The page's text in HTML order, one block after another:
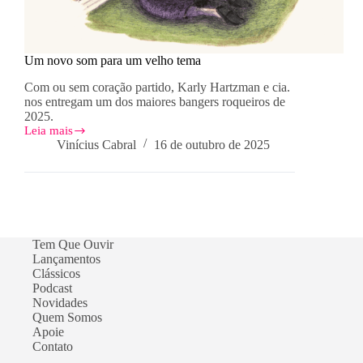
Um novo som para um velho tema
Com ou sem coração partido, Karly Hartzman e cia.
nos entregam um dos maiores bangers roqueiros de
2025.
Leia mais
Um
Vinícius Cabral 16 de outubro de 2025
Tem Que Ouvir
Lançamentos
Clássicos
Podcast
Novidades
Quem Somos
Apoie
Contato